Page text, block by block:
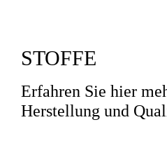
STOFFE
Erfahren Sie hier
Herstellung und